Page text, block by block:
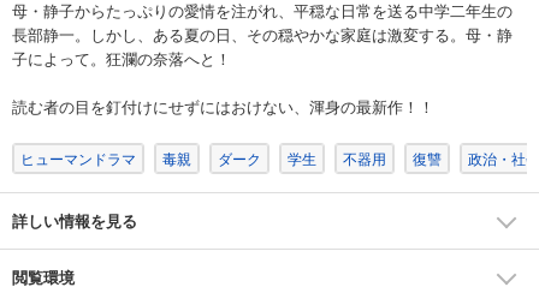
母・静子からたっぷりの愛情を注がれ、平穏な日常を送る中学二年生の
長部静一。しかし、ある夏の日、その穏やかな家庭は激変する。母・静
子によって。狂瀾の奈落へと！
読む者の目を釘付けにせずにはおけない、渾身の最新作！！
ヒューマンドラマ 毒親 ダーク 学生 不器用 復讐 政治・社
詳しい情報を見る
閲覧環境